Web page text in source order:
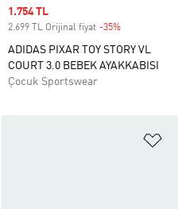
Sale price
1.754 TL
2.699 TL Orijinal fiyat -35%
ADIDAS PIXAR TOY STORY VL
COURT 3.0 BEBEK AYAKKABISI
Çocuk Sportswear